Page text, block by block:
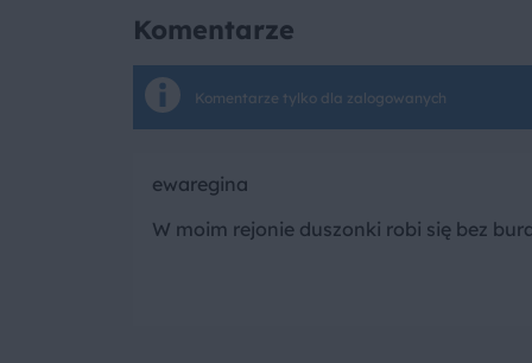
Komentarze
Komentarze tylko dla zalogowanych
ewaregina
W moim rejonie duszonki robi się bez